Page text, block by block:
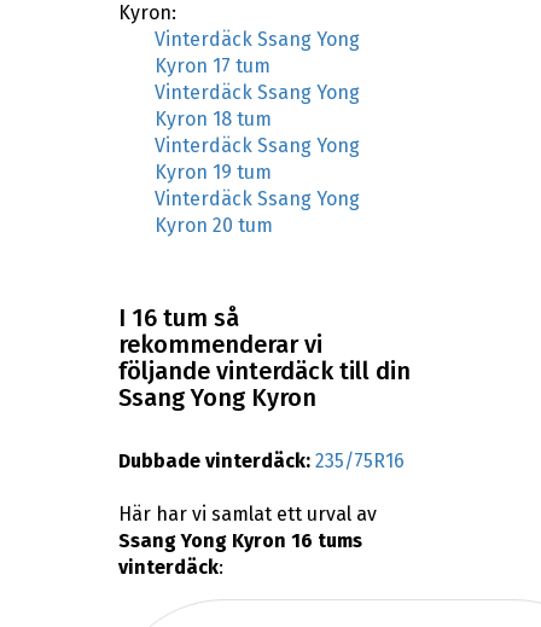
Kyron:
Vinterdäck Ssang Yong
Kyron 17 tum
Vinterdäck Ssang Yong
Kyron 18 tum
Vinterdäck Ssang Yong
Kyron 19 tum
Vinterdäck Ssang Yong
Kyron 20 tum
I 16 tum så
rekommenderar vi
följande vinterdäck till din
Ssang Yong Kyron
Dubbade vinterdäck: 235/75R16
Här har vi samlat ett urval av
Ssang Yong Kyron 16 tums
vinterdäck: